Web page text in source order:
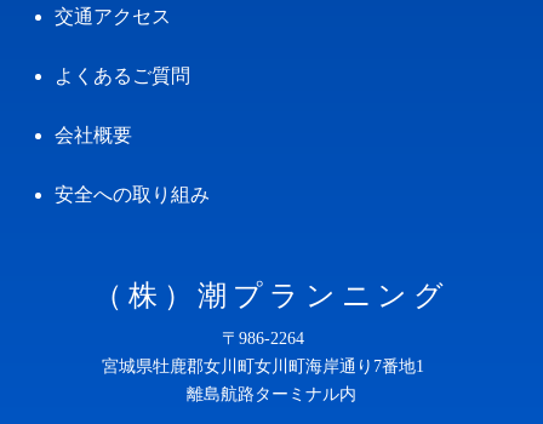
交通アクセス
よくあるご質問
会社概要
安全への取り組み
（株）潮プランニング
〒986-2264
宮城県牡鹿郡女川町女川町海岸通り7番地1
離島航路ターミナル内